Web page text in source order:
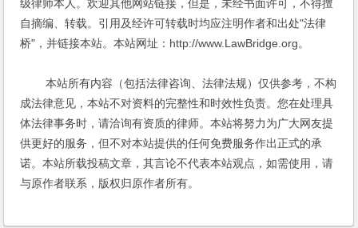
级律师本人。欢迎其他网站链接，但是，未经书面许可，不得擅
自摘编、转载。引用及经许可转载时均应注明作者和出处"法律
桥"，并链接本站。本站网址：http://www.LawBridge.org。
本站所有内容（包括法律咨询、法律法规）仅供参考，不构
成法律意见，本站不对资料的完整性和时效性负责。您在处理具
体法律事务时，请洽询有资质的律师。本站将努力为广大网友提
供更好的服务，但不对本站提供的任何免费服务作出正式的承
诺。本站所载投稿文章，其言论不代表本站观点，如需使用，请
与原作者联系，版权归原作者所有。